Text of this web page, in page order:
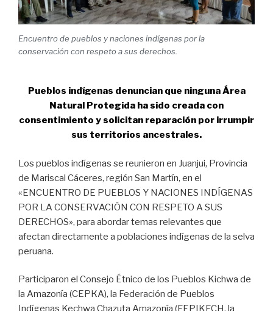
Encuentro de pueblos y naciones indígenas por la
conservación con respeto a sus derechos.
Pueblos indígenas denuncian que ninguna Área
Natural Protegida ha sido creada con
consentimiento y solicitan reparación por irrumpir
sus territorios ancestrales.
Los pueblos indígenas se reunieron en Juanjui, Provincia
de Mariscal Cáceres, región San Martín, en el
«ENCUENTRO DE PUEBLOS Y NACIONES INDÍGENAS
POR LA CONSERVACIÓN CON RESPETO A SUS
DERECHOS», para abordar temas relevantes que
afectan directamente a poblaciones indígenas de la selva
peruana.
Participaron el Consejo Étnico de los Pueblos Kichwa de
la Amazonía (СЕРКА), la Federación de Pueblos
Indígenas Kechwa Chazuta Amazonía (FEPIKECH, la